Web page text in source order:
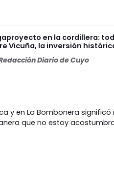
en la cordillera:
Vicuña, la inversión
Diario de Cuyo
y en La Bombonera
que no estoy